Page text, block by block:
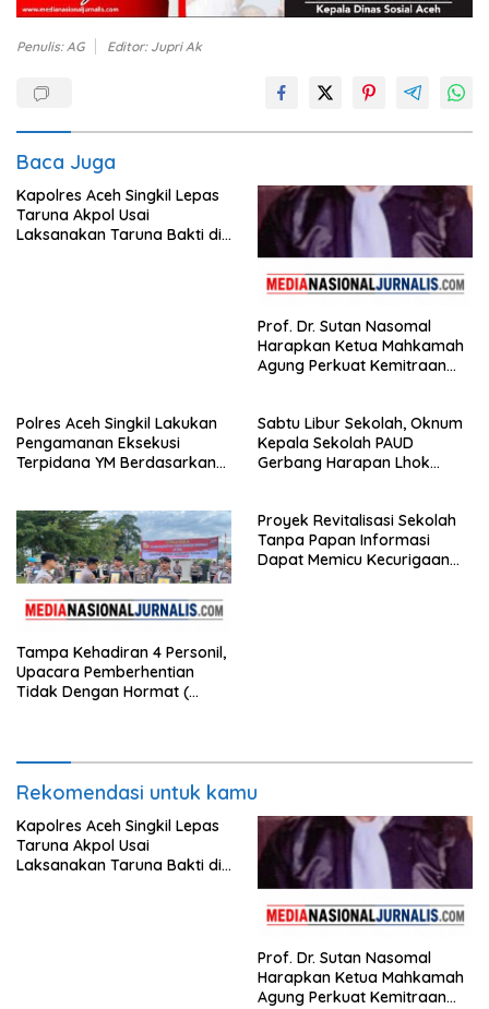
Penulis: AG Editor: Jupri Ak
Baca Juga
Kapolres Aceh Singkil Lepas
Taruna Akpol Usai
Laksanakan Taruna Bakti di
Prof. Dr. Sutan Nasomal
Harapkan Ketua Mahkamah
Agung Perkuat Kemitraan
Watansoppeng
Polres Aceh Singkil Lakukan
Pengamanan Eksekusi
Terpidana YM Berdasarkan
Sabtu Libur Sekolah, Oknum
Kepala Sekolah PAUD
Gerbang Harapan Lhok
Terhadap Wartawan Diminta
APH Lidik Anggaran
Tampa Kehadiran 4 Personil,
Upacara Pemberhentian
Tidak Dengan Hormat (
Proyek Revitalisasi Sekolah
Tanpa Papan Informasi
Dapat Memicu Kecurigaan
Rekomendasi untuk kamu
Kapolres Aceh Singkil Lepas
Taruna Akpol Usai
Laksanakan Taruna Bakti di
Prof. Dr. Sutan Nasomal
Harapkan Ketua Mahkamah
Agung Perkuat Kemitraan